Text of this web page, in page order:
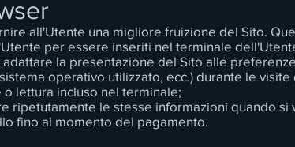
all'Utente una migliore fruizione del Sito.
per essere inseriti nel terminale
la presentazione del Sito alle
operativo utilizzato, ecc.) durante le
lettura incluso nel terminale;
ripetutamente le stesse informazioni quando si
fino al momento del pagamento.